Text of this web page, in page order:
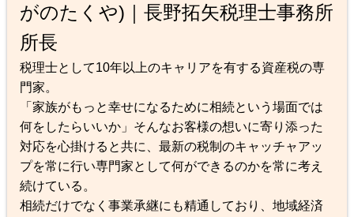
がのたくや)｜長野拓矢税理士事務所
所長
税理士として10年以上のキャリアを有する資産税の専
門家。
「家族がもっと幸せになるために相続という場面では
何をしたらいいか」そんなお客様の想いに寄り添った
対応を心掛けると共に、最新の税制のキャッチャアッ
プを常に行い専門家として何ができるのかを常に考え
続けている。
相続だけでなく事業承継にも精通しており、地域経済